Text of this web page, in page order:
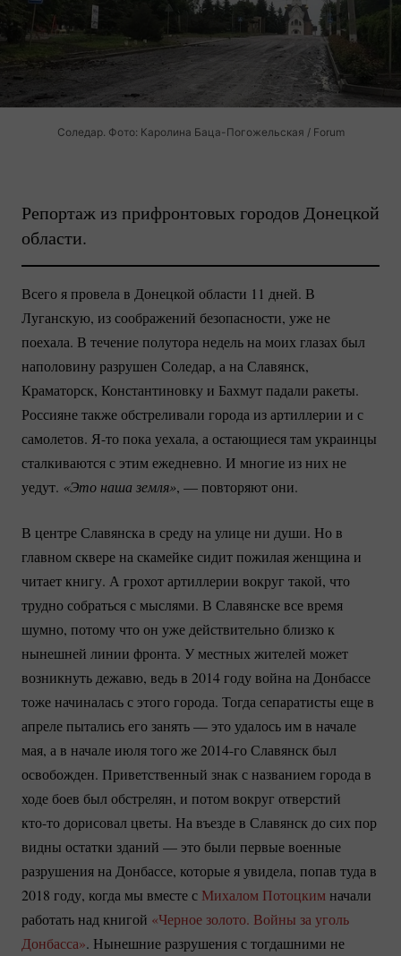
Соледар. Фото: Каролина Баца-Погожельская / Forum
Репортаж из прифронтовых городов Донецкой
области.
Всего я провела в Донецкой области 11 дней. В
Луганскую, из соображений безопасности, уже не
поехала. В течение полутора недель на моих глазах был
наполовину разрушен Соледар, а на Славянск,
Краматорск, Константиновку и Бахмут падали ракеты.
Россияне также обстреливали города из артиллерии и с
самолетов. Я-то пока уехала, а остающиеся там украинцы
сталкиваются с этим ежедневно. И многие из них не
уедут. «Это наша земля», — повторяют они.
В центре Славянска в среду на улице ни души. Но в
главном сквере на скамейке сидит пожилая женщина и
читает книгу. А грохот артиллерии вокруг такой, что
трудно собраться с мыслями. В Славянске все время
шумно, потому что он уже действительно близко к
нынешней линии фронта. У местных жителей может
возникнуть дежавю, ведь в 2014 году война на Донбассе
тоже начиналась с этого города. Тогда сепаратисты еще в
апреле пытались его занять — это удалось им в начале
мая, а в начале июля того же2014-гоСлавянск был
освобожден. Приветственный знак с названием города в
ходе боев был обстрелян, и потом вокруг отверстий
кто-то дорисовал цветы. На въезде в Славянск до сих пор
видны остатки зданий — это были первые военные
разрушения на Донбассе, которые я увидела, попав туда в
2018 году, когда мы вместе с Михалом Потоцкимначали
работать над книгой «Черное золото. Войны за уголь
Донбасса». Нынешние разрушения с тогдашними не